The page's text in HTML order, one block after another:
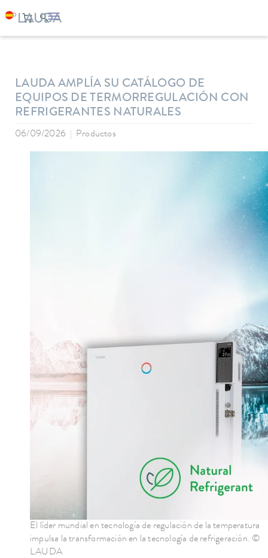
LAUDA AMPLÍA SU CATÁLOGO DE
EQUIPOS DE TERMORREGULACIÓN CON
REFRIGERANTES NATURALES
06/09/2026 Productos
El líder mundial en tecnología de regulación de la temperatura
impulsa la transformación en la tecnología de refrigeración. ©
LAUDA